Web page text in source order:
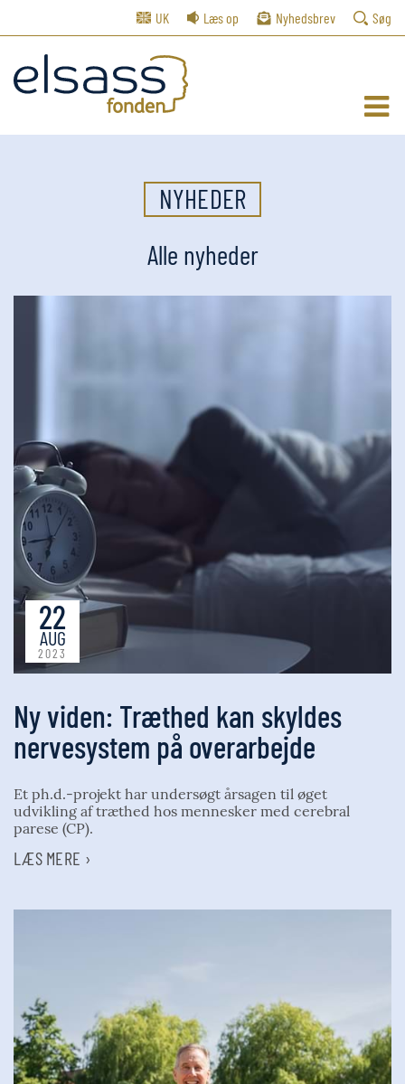
UK Læs op Nyhedsbrev Søg
NYHEDER
Alle nyheder
22
AUG
2023
Ny viden: Træthed kan skyldes
nervesystem på overarbejde
Et ph.d.-projekt har undersøgt årsagen til øget
udvikling af træthed hos mennesker med cerebral
parese (CP).
LÆS MERE ›